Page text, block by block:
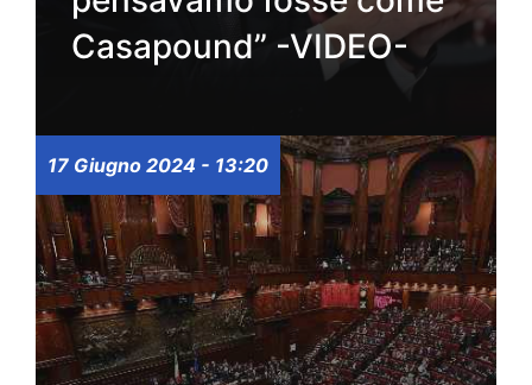
Casapound” -VIDEO-
17 Giugno 2024 - 13:20